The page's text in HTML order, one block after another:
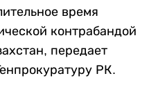
время
контрабандой
передает
РК.